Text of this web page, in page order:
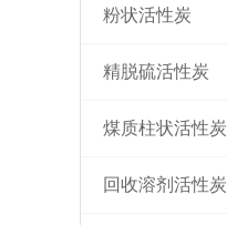
粉状活性炭
精脱硫活性炭
煤质柱状活性炭
回收溶剂活性炭